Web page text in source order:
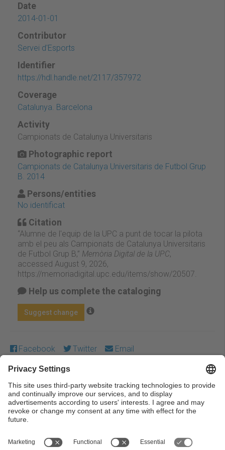
Date
2014-01-01
Contributor
Servei d'Esports
Identifier
https://hdl.handle.net/2117/357972
Coverage
Catalunya. Barcelona
Activity
Campionats de Catalunya Universitaris
Photographic report
Campionats de Catalunya Universitaris de Futbol Grup
B. 2014
Persons/entities
No identificat
Citation
“Alumne de l'equip de la UPC a punt de tocar la pilota
amb el peu als Campionats de Catalunya Universitaris
de Futbol Grup B,” Memòria Digital de la UPC,
accessed August 9, 2026,
https://memoriadigital.upc.edu/items/show/20507
Help us complete the cataloging
Suggest change
Facebook Twitter Email
Except where otherwise noted, content on this work is
licensed under a Creative Commons license:Attribution-
NonCommercial-NoDerivs 3.0 Spain